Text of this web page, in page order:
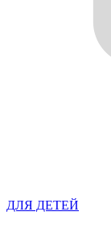
ДЛЯ ДЕТЕЙ